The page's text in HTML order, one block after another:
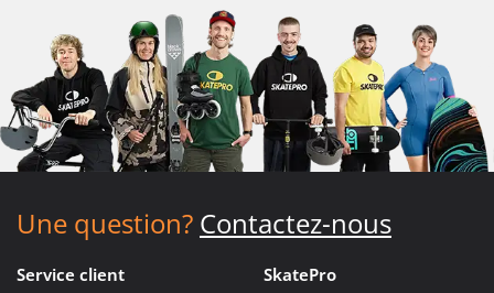
Une question? Contactez-nous
Service client SkatePro